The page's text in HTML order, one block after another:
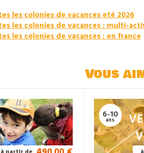
les colonies de vacances eté 2026
les colonies de vacances : multi-
les colonies de vacances : en france
Vous
6-10
ans